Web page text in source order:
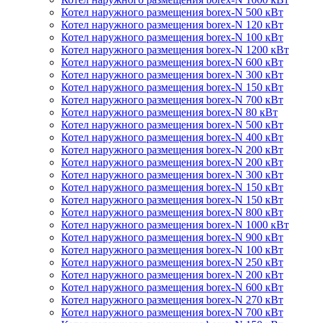
Котел наружного размещения borex-N 500 кВт
Котел наружного размещения borex-N 120 кВт
Котел наружного размещения borex-N 100 кВт
Котел наружного размещения borex-N 1200 кВт
Котел наружного размещения borex-N 600 кВт
Котел наружного размещения borex-N 300 кВт
Котел наружного размещения borex-N 150 кВт
Котел наружного размещения borex-N 700 кВт
Котел наружного размещения borex-N 80 кВт
Котел наружного размещения borex-N 500 кВт
Котел наружного размещения borex-N 400 кВт
Котел наружного размещения borex-N 200 кВт
Котел наружного размещения borex-N 200 кВт
Котел наружного размещения borex-N 300 кВт
Котел наружного размещения borex-N 150 кВт
Котел наружного размещения borex-N 150 кВт
Котел наружного размещения borex-N 800 кВт
Котел наружного размещения borex-N 1000 кВт
Котел наружного размещения borex-N 900 кВт
Котел наружного размещения borex-N 100 кВт
Котел наружного размещения borex-N 250 кВт
Котел наружного размещения borex-N 200 кВт
Котел наружного размещения borex-N 600 кВт
Котел наружного размещения borex-N 270 кВт
Котел наружного размещения borex-N 700 кВт